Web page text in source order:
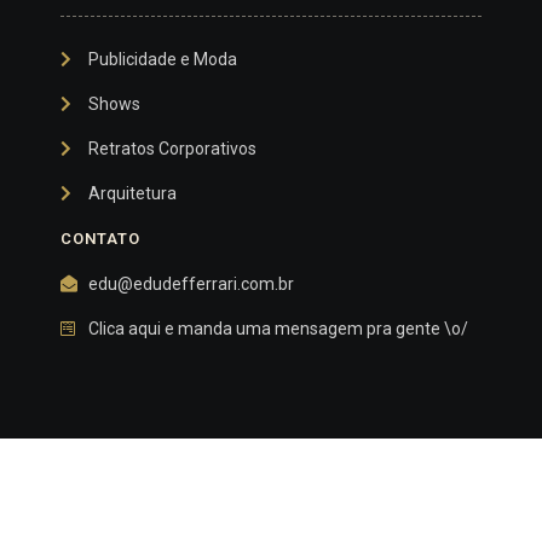
Publicidade e Moda
Shows
Retratos Corporativos
Arquitetura
CONTATO
edu@edudefferrari.com.br
Clica aqui e manda uma mensagem pra gente \o/